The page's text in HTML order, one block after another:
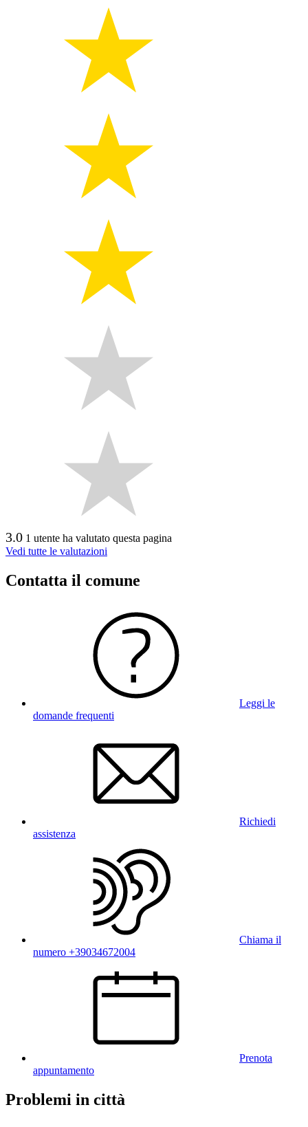
3.0 1 utente ha valutato questa pagina
Vedi tutte le valutazioni
Contatta il comune
Leggi le
domande frequenti
Richiedi
assistenza
Chiama il
numero +39034672004
Prenota
appuntamento
Problemi in città